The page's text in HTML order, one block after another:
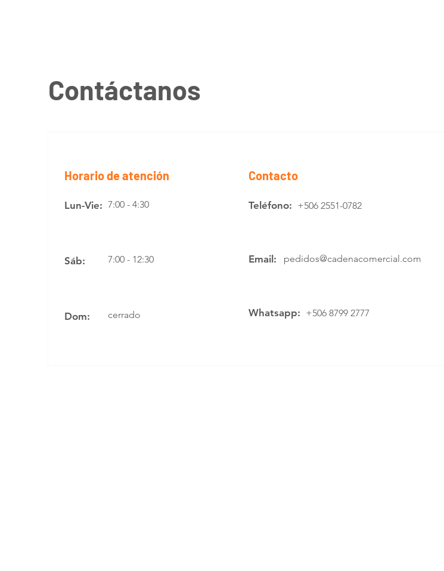
Contáctanos
Horario de atención
Lun-Vie: 7:00 - 4:30
Sáb: 7:00 - 12:30
Dom: cerrado
Contacto
Teléfono: +506 2551-0782
Email: pedidos@cadenacomercial.com
Whatsapp: +506 8799 2777